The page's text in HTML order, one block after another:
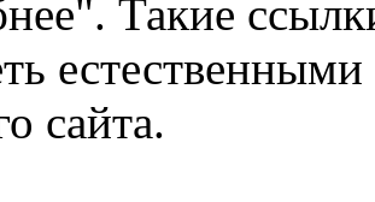
Такие
сайта.